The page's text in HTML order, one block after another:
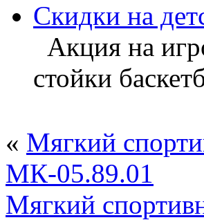
Скидки на
Акция на
стойки
« Мягкий
МК-05.89.01
Мягкий